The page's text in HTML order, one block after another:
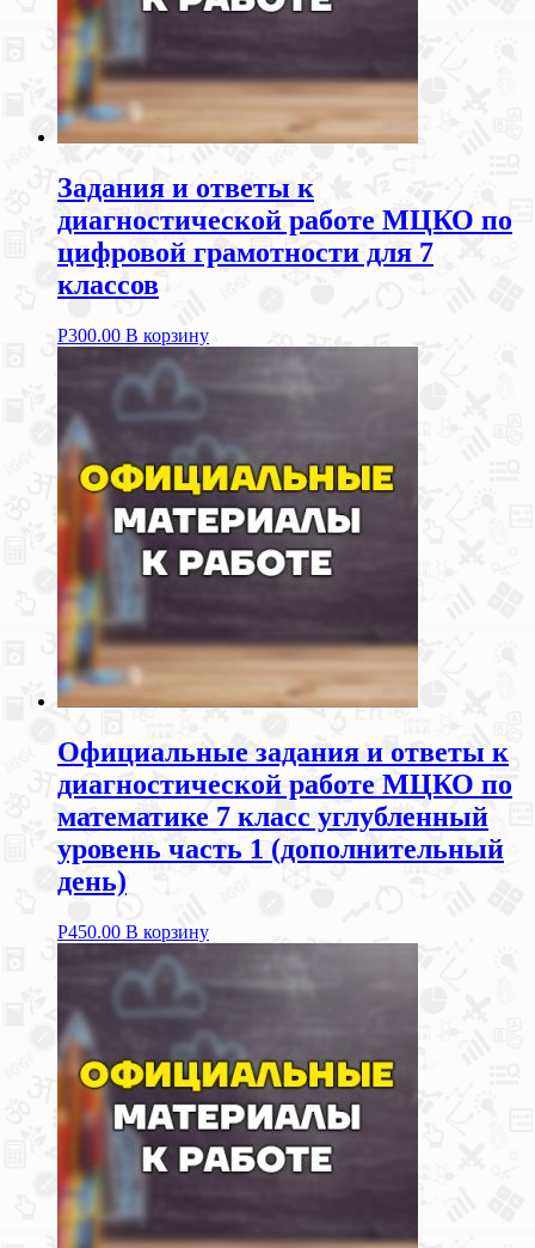
Задания и ответы к
диагностической работе МЦКО по
цифровой грамотности для 7
классов
Р300.00 В корзину
Официальные задания и ответы к
диагностической работе МЦКО по
математике 7 класс углубленный
уровень часть 1 (дополнительный
день)
Р450.00 В корзину